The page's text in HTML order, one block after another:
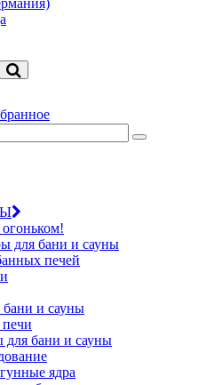
для бани и сауны
печей
бани и сауны
бани и сауны
ядра